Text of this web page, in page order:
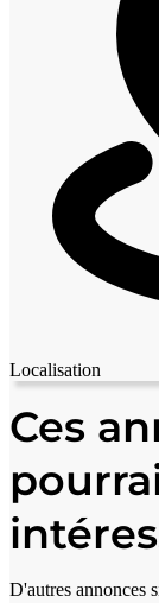
Localisation
+
−
Ces
D'autres annonces